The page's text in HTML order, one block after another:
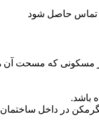
تماس حاصل شود
در داخل